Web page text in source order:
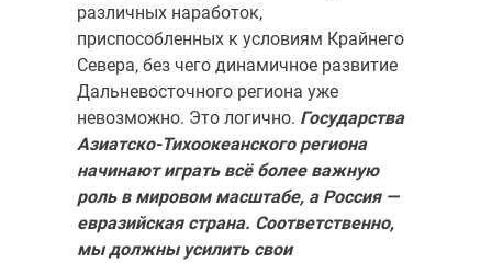
различных нарабо­ток,
приспособленных к условиям Крайнего
Севера, без чего динамич­ное развитие
Дальневосточного региона уже
невозможно. Это логично. Государства
Азиатско-Тихоокеанского региона
начинают играть всё более важную
роль в мировом масштабе, а Россия —
евразийская страна. Соответственно,
мы должны усилить свои